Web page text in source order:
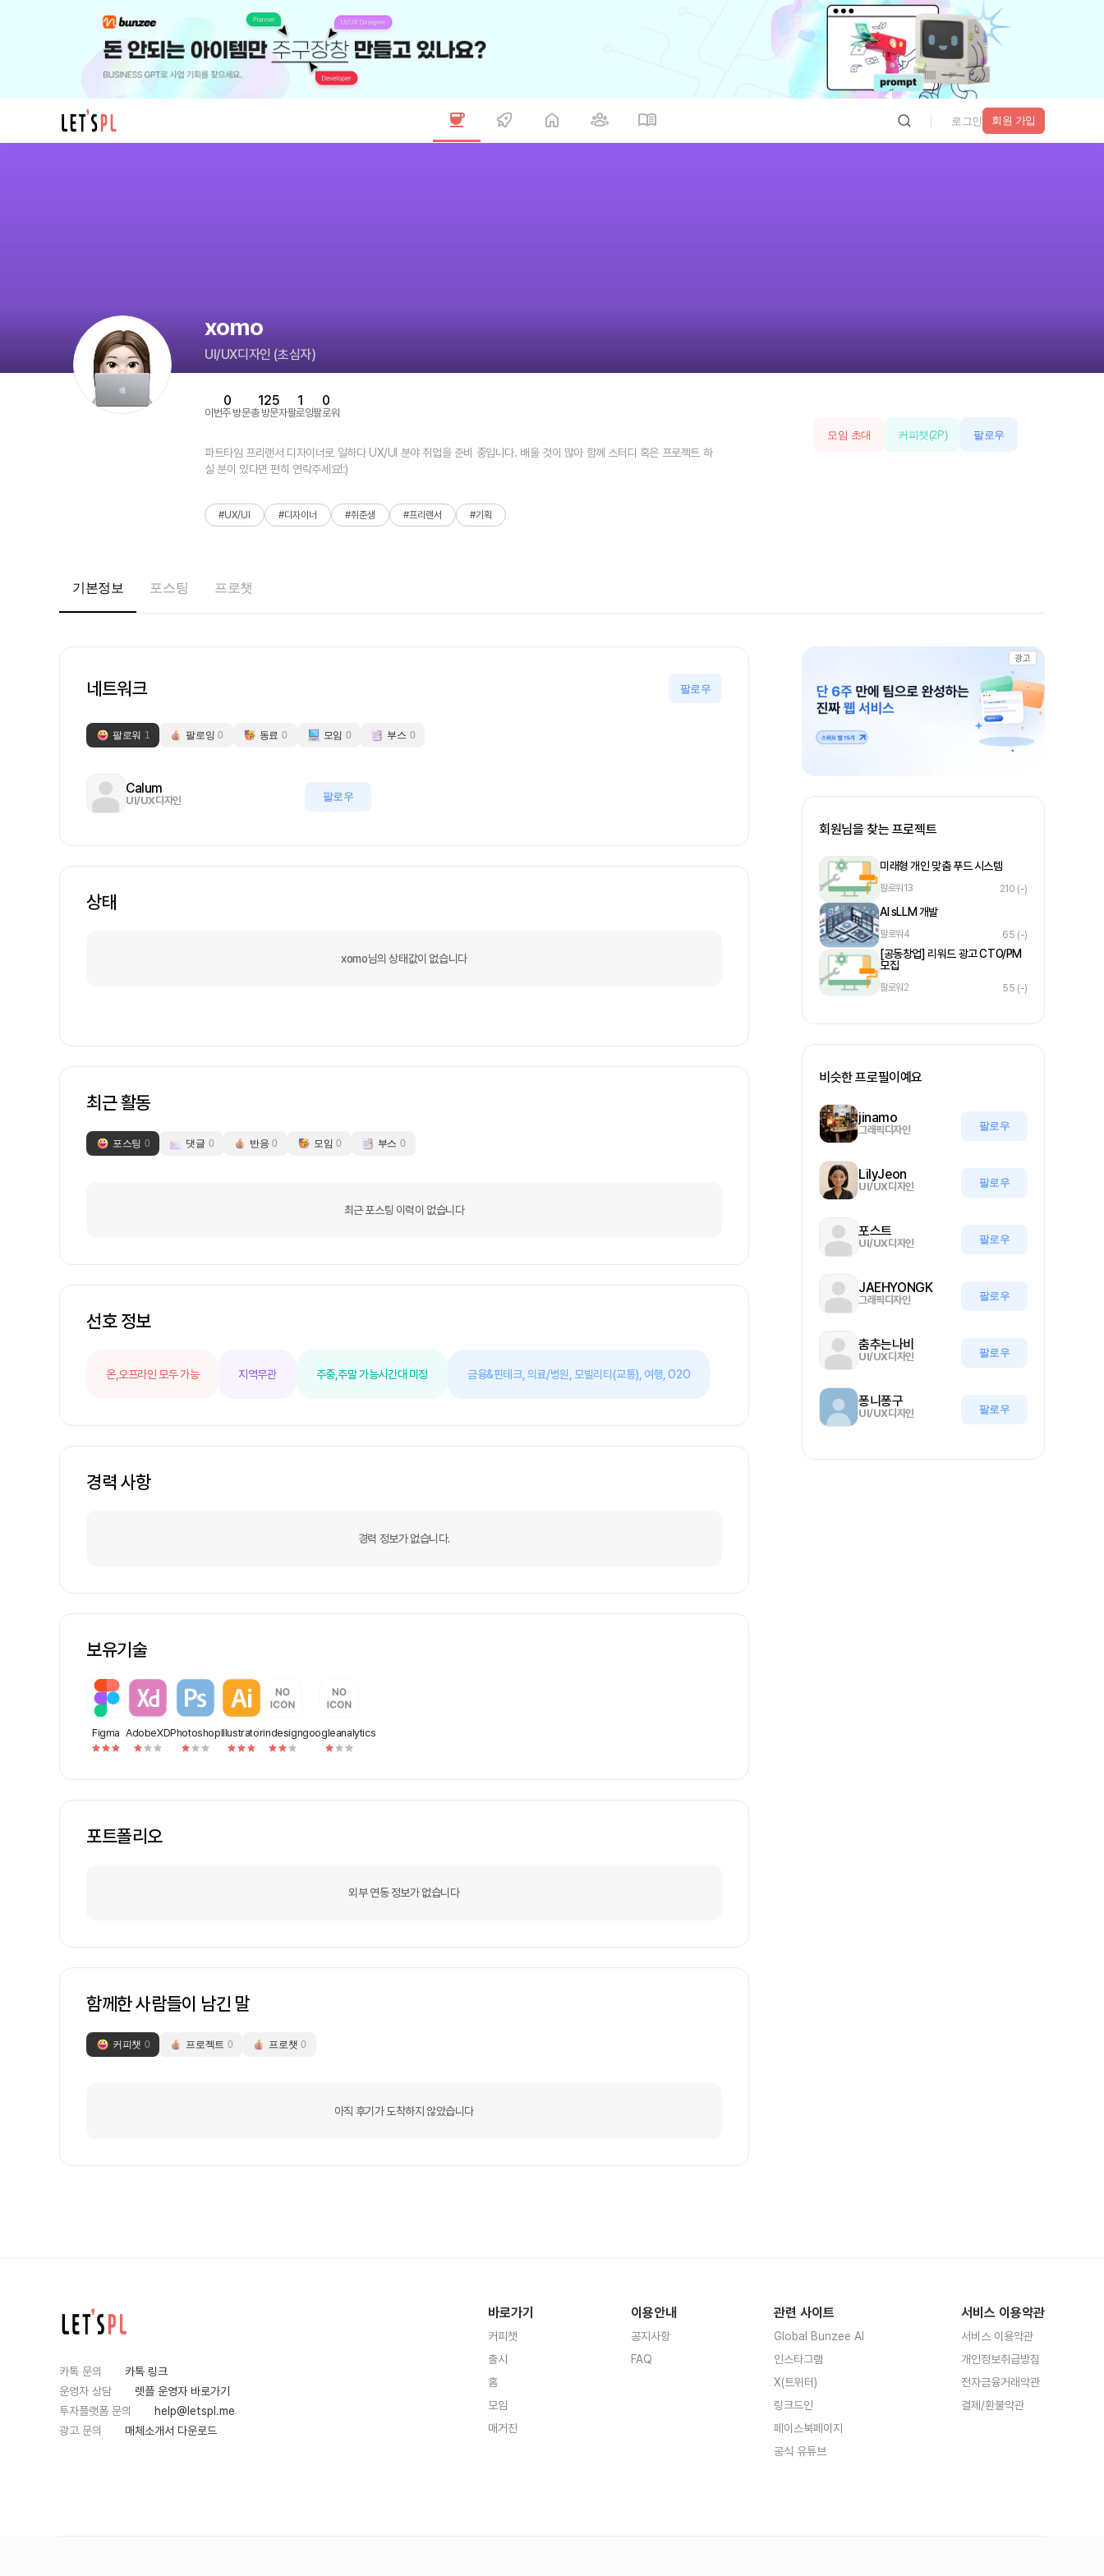
로그인 회원 가입
xomo
UI/UX디자인 (초심자)
이번주 방문
0
총 방문자
125
팔로잉
1
팔로워
0
파트타임 프리랜서 디자이너로 일하다 UX/UI 분야 취업을 준비 중입니다. 배울 것이 많아 함께 스터디 혹은 프로젝트 하
실 분이 있다면 편히 연락주세요!:)
#UX/UI #디자이너 #취준생 #프리랜서 #기획
모임 초대 커피챗(2P) 팔로우
기본정보 포스팅 프로챗
네트워크 팔로우
팔로워 1 팔로잉 0 동료 0 모임 0 부스 0
Calum
UI/UX디자인 팔로우
상태
xomo님의 상태값이 없습니다
최근 활동
포스팅 0 댓글 0 반응 0 모임 0 부스 0
최근 포스팅 이력이 없습니다
선호 정보
온,오프라인 모두 가능 지역무관 주중,주말 가능시간대 미정 금융&핀테크, 의료/병원, 모빌리티(교통), 여행,O2O
경력 사항
경력 정보가 없습니다.
보유기술
Figma AdobeXDPhotoshopIllustratorindesigngoogleanalytics
포트폴리오
외부 연동 정보가 없습니다
함께한 사람들이 남긴 말
커피챗 0 프로젝트 0 프로챗 0
아직 후기가 도착하지 않았습니다
광고
회원님을 찾는 프로젝트
미래형 개인 맞춤 푸드 시스템
팔로워13 210 (-)
AI sLLM 개발
팔로워4 65 (-)
[공동창업] 리워드 광고 CTO/PM
모집
팔로워2 55 (-)
비슷한 프로필이예요
jinamo
그래픽디자인 팔로우
LilyJeon
UI/UX디자인 팔로우
포스트
UI/UX디자인 팔로우
JAEHYONGK
그래픽디자인 팔로우
춤추는나비
UI/UX디자인 팔로우
퐁니퐁구
UI/UX디자인 팔로우
카톡 문의
카톡 링크
운영자 상담
렛플 운영자 바로가기
투자플랫폼 문의
help@letspl.me
광고 문의
매체소개서 다운로드
바로가기
커피챗
출시
홈
모임
매거진
이용안내
공지사항
FAQ
관련 사이트
Global Bunzee AI
인스타그램
X(트위터)
링크드인
페이스북페이지
공식 유튜브
서비스 이용약관
서비스 이용약관
개인정보취급방침
전자금융거래약관
결제/환불약관